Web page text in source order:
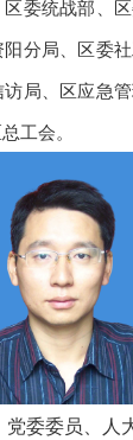
委统战部、区
分局、 区委
局、区应急管
工会。
委委员、人